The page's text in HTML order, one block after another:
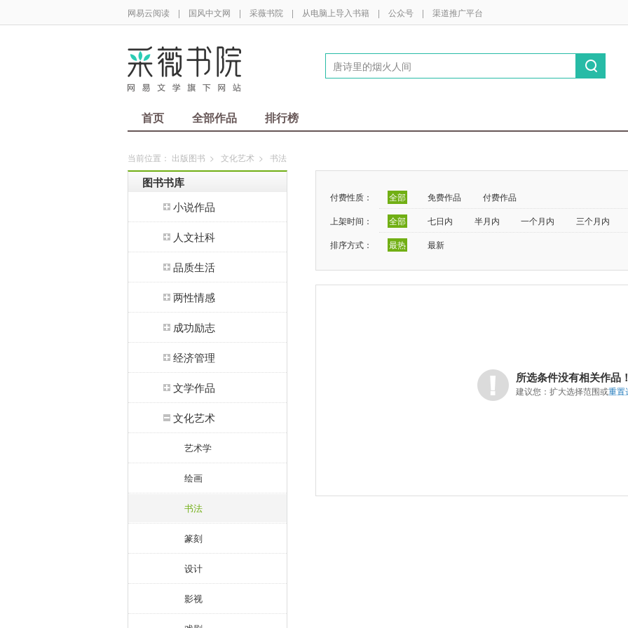
网易云阅读 | 国风中文网 | 采薇书院 | 从电脑上导入书籍 | 公众号 | 渠道推广平台
首页 全部作品 排行榜
当前位置： 出版图书 > 文化艺术 > 书法
图书书库
小说作品
人文社科
品质生活
两性情感
成功励志
经济管理
文学作品
文化艺术
艺术学
绘画
书法
篆刻
设计
影视
付费性质： 全部 免费作品
付费作品
上架时间：
全部 七日内 半月内 一个月内
三个月内
排序方式：
最热 最新
所选条件没有相关作品！
建议您：扩大选择范围或重置